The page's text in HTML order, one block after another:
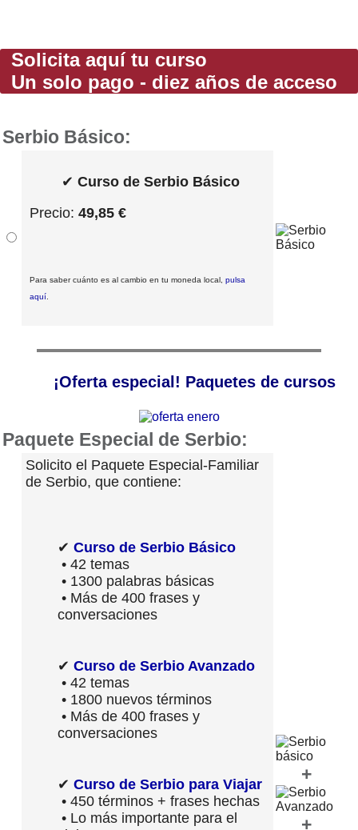
Solicita aquí tu curso
Un solo pago - diez años de acceso
Serbio Básico:
✔ Curso de Serbio Básico
Precio: 49,85 €
Para saber cuánto es al cambio en tu moneda local, pulsa
aquí
¡Oferta especial! Paquetes de cursos
Paquete Especial de Serbio:
Solicito el Paquete Especial-Familiar
de Serbio, que contiene:
✔ Curso de Serbio Básico
• 42 temas
• 1300 palabras básicas
• Más de 400 frases y
conversaciones
✔ Curso de Serbio Avanzado
• 42 temas
• 1800 nuevos términos
• Más de 400 frases y
conversaciones
✔ Curso de Serbio para Viajar
• 450 términos + frases hechas
• Lo más importante para el
+
+